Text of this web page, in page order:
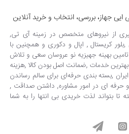
ایی جهاز، بررسی، انتخاب و خرید آنلاین
از نیروهای متخصص در زمینه آی تی,
کریستال , اپال و دکوری و همچنین با
برای تامین بهینه جهیزیه نو عروسان سعی و تلاش
بهترین خدمات ,ضمانت اصل بودن کالا ,هزینه
,بسته بندی حرفه‌ای برای سالم رساندن
ای در امور مشاوره, داشتن صداقت ,
تا بتواند لذت خریدی بی انتها را به شما